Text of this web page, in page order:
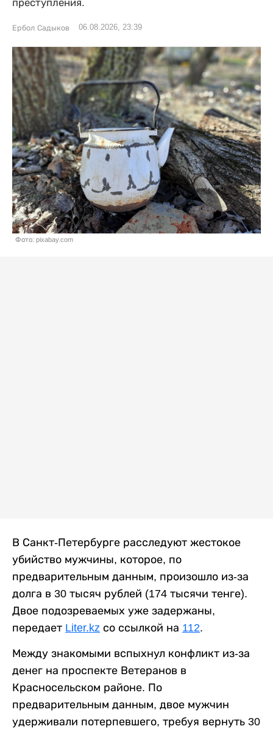
преступления.
Ербол Садыков 06.08.2026, 23:39
Фото: pixabay.com
В Санкт-Петербурге расследуют жестокое
убийство мужчины, которое, по
предварительным данным, произошло из-за
долга в 30 тысяч рублей (174 тысячи тенге).
Двое подозреваемых уже задержаны,
передает Liter.kz со ссылкой на 112.
Между знакомыми вспыхнул конфликт из-за
денег на проспекте Ветеранов в
Красносельском районе. По
предварительным данным, двое мужчин
удерживали потерпевшего, требуя вернуть 30